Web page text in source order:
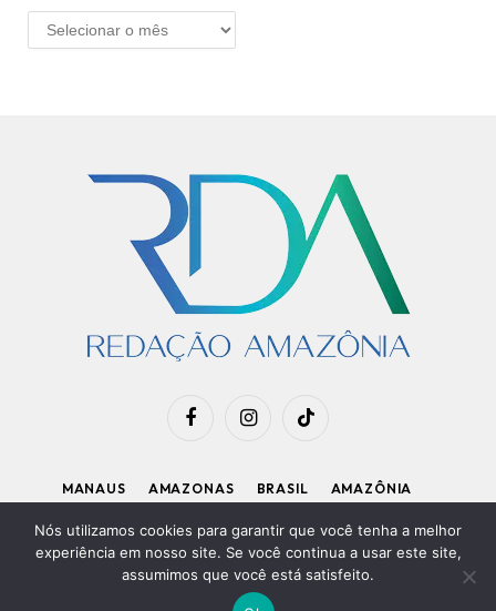
ARQUIVO
FacebookInstagramTikTok
MANAUS AMAZONAS BRASIL
AMAZÔNIA
APOIE O RDA
Diretor Executivo: Kleiton Renzo|Política de Privacidade
Nós utilizamos cookies para garantir que você tenha a melhor
experiência em nosso site. Se você continua a usar este site,
assumimos que você está satisfeito.